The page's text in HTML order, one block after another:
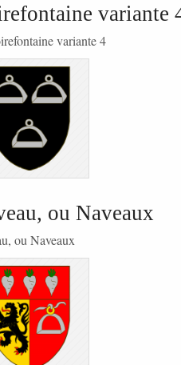
variante
variante 4
ou Naveaux
ou Naveaux